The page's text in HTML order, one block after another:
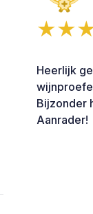
Heerlijk
Bijzonder
Aanrader!